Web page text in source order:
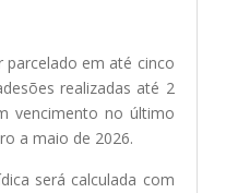
parcelado em até cinco
realizadas até 2
vencimento no último
a maio de 2026.
será calculada com